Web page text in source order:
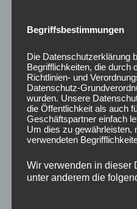
mit ihnen zurückzuführen ist.
Ende der
4.2 Das Widerrufsrecht
von Waren, die nach
Bedürfnisse
Audio- oder
Begriffsbestimmungen
Die Datenschutzerklärung
Begrifflichkeiten, die durch
Richtlinien- und
Datenschutz-
wurden. Unsere
die Öffentlichkeit als auch
Geschäftspartner einfach
Um dies zu gewährleisten,
verwendeten
Wir verwenden in dieser
unter anderem die